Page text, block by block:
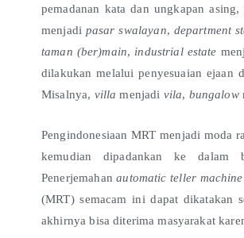
pemadanan kata dan ungkapan
menjadi pasar swalayan, department
taman (ber)main, industrial estate
dilakukan melalui penyesuaian ejaan
Misalnya, villamenjadi vila, bungalow
Pengindonesiaan MRT menjadi moda
kemudian dipadankan ke dalam
Penerjemahanautomatic teller machine
(MRT) semacam ini dapat dikatakan
akhirnya bisa diterima masyarakat